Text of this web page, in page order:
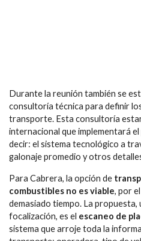
Durante la reunión también se
consultoría técnica para definir
transporte. Esta consultoría
internacional que implementará
decir: el sistema tecnológico a
galonaje promedio y otros
Para Cabrera, la opción de
combustibles no es viable, por
demasiado tiempo. La propuesta,
focalización, es el escaneo de
sistema que arroje toda la